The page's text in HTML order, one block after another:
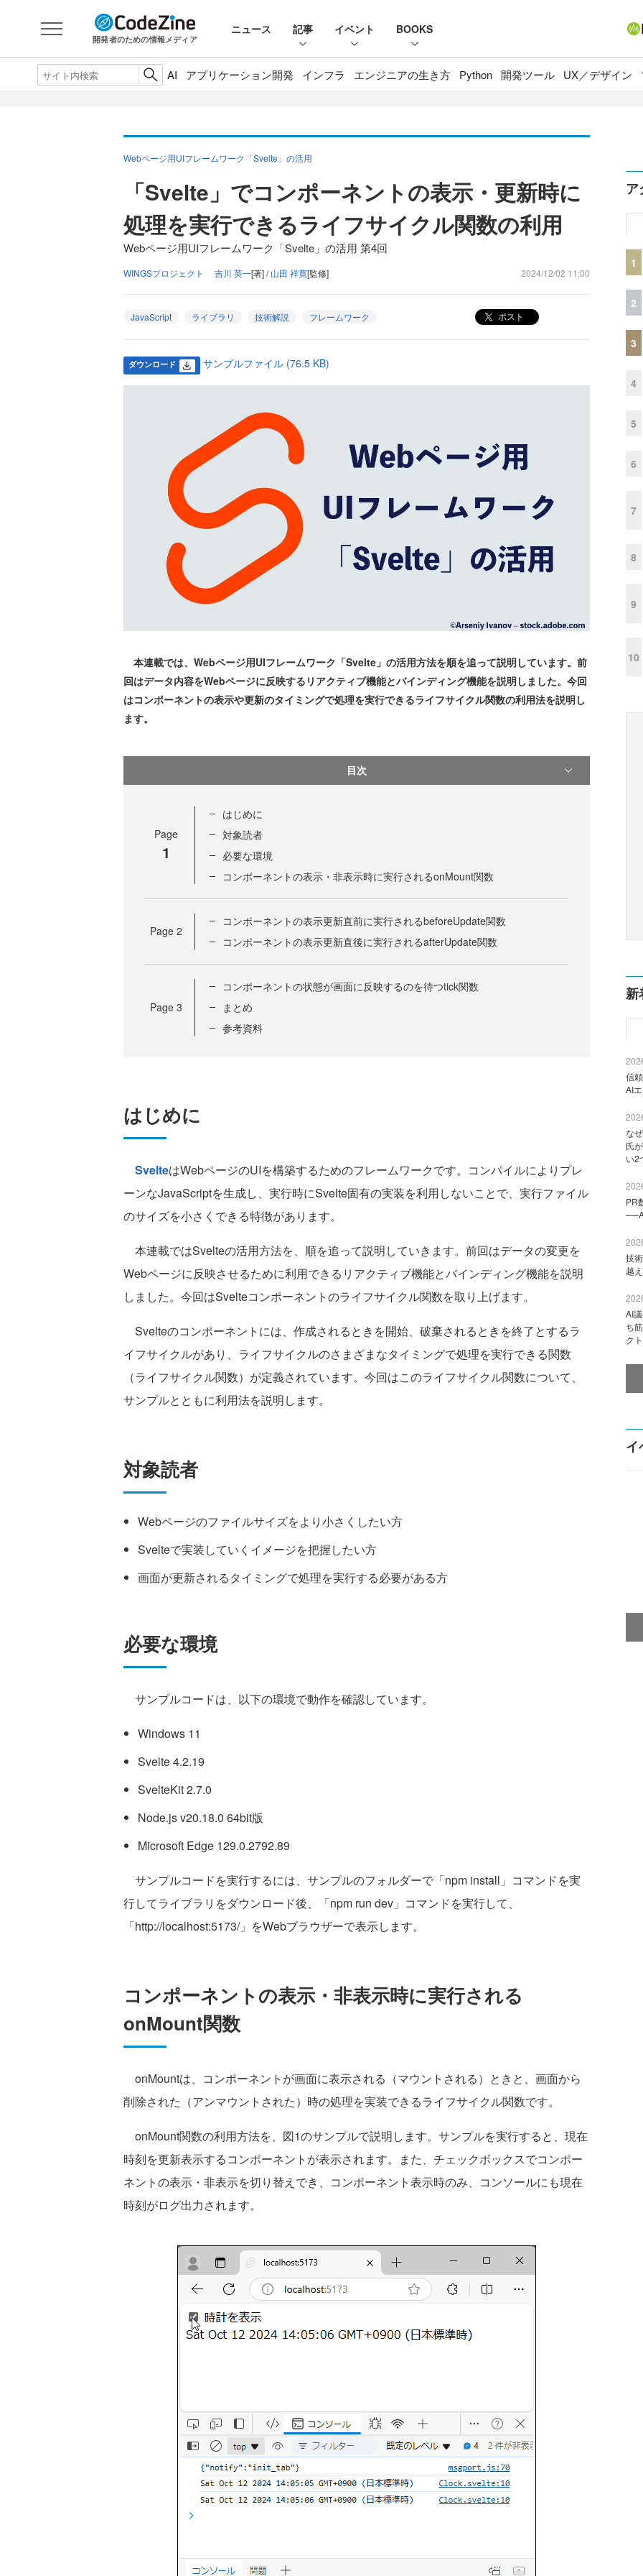
開発者のための情報メディア
ニュース 記事 イベント BOOKS
AI アプリケーション開発 インフラ エンジニアの生き方 Python 開発ツール UX／デザイン
Webページ用UIフレームワーク「Svelte」の活用
「Svelte」でコンポーネントの表示・更新時に
処理を実行できるライフサイクル関数の利用
Webページ用UIフレームワーク「Svelte」の活用 第4回
WINGSプロジェクト 吉川 英一[著] /山田 祥寛[監修] 2024/12/02 11:00
JavaScript ライブラリ 技術解説 フレームワーク ポスト
ダウンロード サンプルファイル (76.5 KB)
本連載では、Webページ用UIフレームワーク「Svelte」の活用方法を順を追って説明しています。前
回はデータ内容をWebページに反映するリアクティブ機能とバインディング機能を説明しました。今回
はコンポーネントの表示や更新のタイミングで処理を実行できるライフサイクル関数の利用法を説明し
ます。
目次
Page
1
はじめに
対象読者
必要な環境
コンポーネントの表示・非表示時に実行されるonMount関数
Page 2
コンポーネントの表示更新直前に実行されるbeforeUpdate関数
コンポーネントの表示更新直後に実行されるafterUpdate関数
Page 3
コンポーネントの状態が画面に反映するのを待つtick関数
まとめ
参考資料
はじめに
SvelteはWebページのUIを構築するためのフレームワークです。コンパイルによりプレ
ーンなJavaScriptを生成し、実行時にSvelte固有の実装を利用しないことで、実行ファイル
のサイズを小さくできる特徴があります。
本連載ではSvelteの活用方法を、順を追って説明していきます。前回はデータの変更を
Webページに反映させるために利用できるリアクティブ機能とバインディング機能を説明
しました。今回はSvelteコンポーネントのライフサイクル関数を取り上げます。
Svelteのコンポーネントには、作成されるときを開始、破棄されるときを終了とするラ
イフサイクルがあり、ライフサイクルのさまざまなタイミングで処理を実行できる関数
（ライフサイクル関数）が定義されています。今回はこのライフサイクル関数について、
サンプルとともに利用法を説明します。
対象読者
Webページのファイルサイズをより小さくしたい方
Svelteで実装していくイメージを把握したい方
画面が更新されるタイミングで処理を実行する必要がある方
必要な環境
サンプルコードは、以下の環境で動作を確認しています。
Windows 11
Svelte 4.2.19
SvelteKit 2.7.0
Node.js v20.18.0 64bit版
Microsoft Edge 129.0.2792.89
サンプルコードを実行するには、サンプルのフォルダーで「npm install」コマンドを実
行してライブラリをダウンロード後、「npm run dev」コマンドを実行して、
「http://localhost:5173/」をWebブラウザーで表示します。
コンポーネントの表示・非表示時に実行される
onMount関数
onMountは、コンポーネントが画面に表示される（マウントされる）ときと、画面から
削除された（アンマウントされた）時の処理を実装できるライフサイクル関数です。
onMount関数の利用方法を、図1のサンプルで説明します。サンプルを実行すると、現在
時刻を更新表示するコンポーネントが表示されます。また、チェックボックスでコンポー
ネントの表示・非表示を切り替えでき、コンポーネント表示時のみ、コンソールにも現在
時刻がログ出力されます。
ア
1
2
3
4
5
6
7
8
9
10
新
信
AI
な
氏
い2
PR
技
越
AI
ち
ク
イ